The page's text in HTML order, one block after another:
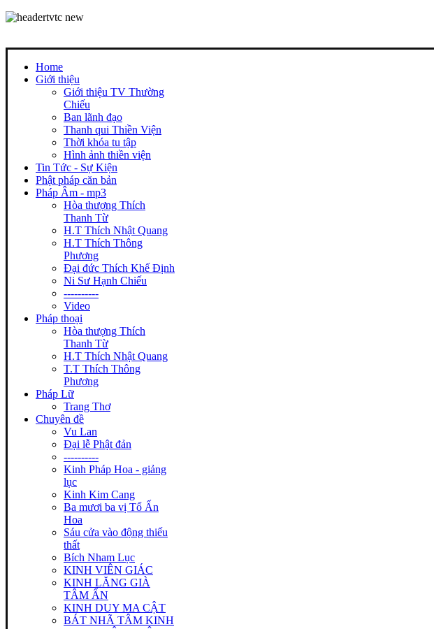
Home
Giới thiệu
Giới thiệu TV Thường
Chiếu
Ban lãnh đạo
Thanh qui Thiền Viện
Thời khóa tu tập
Hình ảnh thiền viện
Tin Tức - Sự Kiện
Phật pháp căn bản
Pháp Âm - mp3
Hòa thượng Thích
Thanh Từ
H.T Thích Nhật Quang
H.T Thích Thông
Phương
Đại đức Thích Khế Định
Ni Sư Hạnh Chiếu
----------
Video
Pháp thoại
Hòa thượng Thích
Thanh Từ
H.T Thích Nhật Quang
T.T Thích Thông
Phương
Pháp Lữ
Trang Thơ
Chuyên đề
Vu Lan
Đại lễ Phật đản
----------
Kinh Pháp Hoa - giảng
lục
Kinh Kim Cang
Ba mươi ba vị Tổ Ấn
Hoa
Sáu cửa vào động thiếu
thất
Bích Nham Lục
KINH VIÊN GIÁC
KINH LĂNG GIÀ
TÂM ẤN
KINH DUY MA CẬT
BÁT NHÃ TÂM KINH